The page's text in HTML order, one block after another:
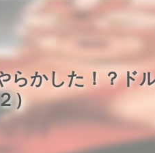
らかした！？ド
）